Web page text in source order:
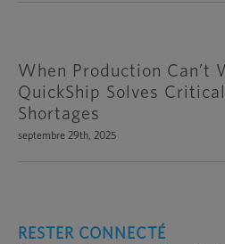
When Production Can’t
QuickShip Solves
Shortages
septembre 29th, 2025
RESTER CONNECTÉ